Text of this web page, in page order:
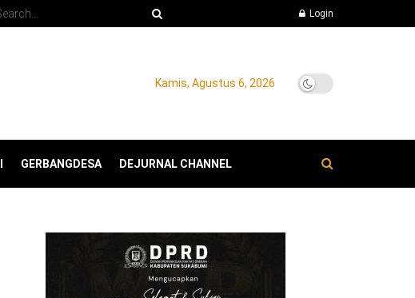
Login
Kamis, Agustus 6, 2026
GERBANGDESA DEJURNAL CHANNEL